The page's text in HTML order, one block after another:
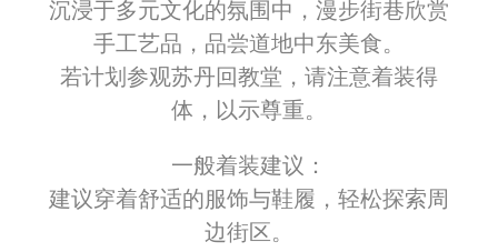
沉浸于多元文化的氛围中，漫步街巷欣赏
手工艺品，品尝道地中东美食。
若计划参观苏丹回教堂，请注意着装得
体，以示尊重。
一般着装建议：
建议穿着舒适的服饰与鞋履，轻松探索周
边街区。